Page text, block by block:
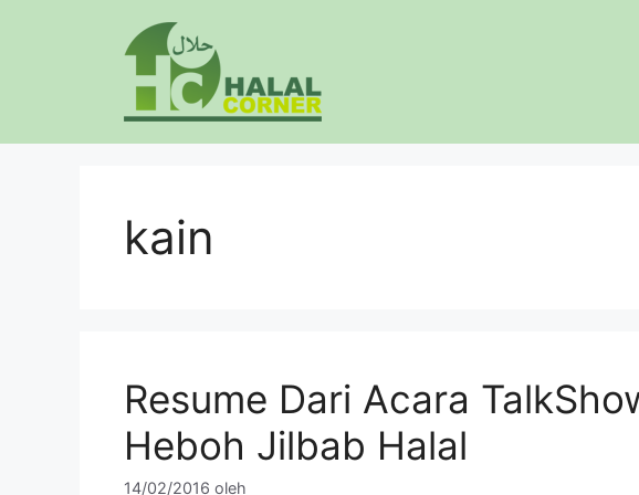
kain
Resume Dari Acara
Heboh Jilbab Halal
14/02/2016 oleh